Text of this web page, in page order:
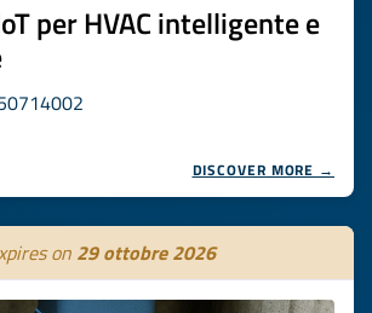
per HVAC intelligente e
DISCOVER MORE →
on 29 ottobre 2026